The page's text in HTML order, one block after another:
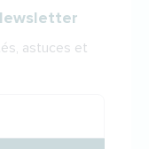
astuces et